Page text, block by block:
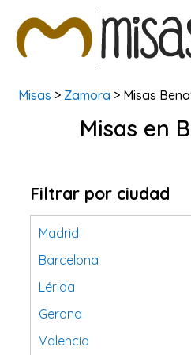
BUSCAR MISAS
Misas > Zamora > Misas
Misas en
Filtrar por ciudad
Madrid
Barcelona
Lérida
Gerona
Valencia